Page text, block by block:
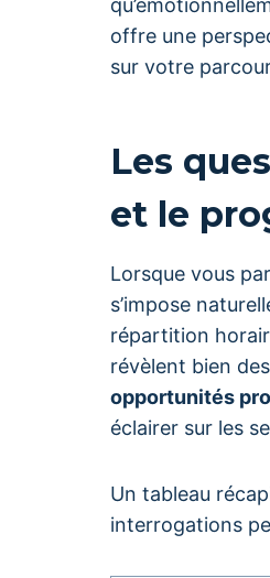
offre une
sur votre
Les
et le
Lorsque vous
s’impose
répartition
révèlent bien
opportunités
éclairer sur les
Un tableau
interrogations